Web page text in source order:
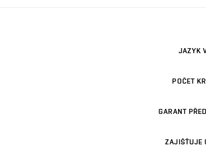
JAZYK
POČET
GARANT
ZAJIŠŤUJE